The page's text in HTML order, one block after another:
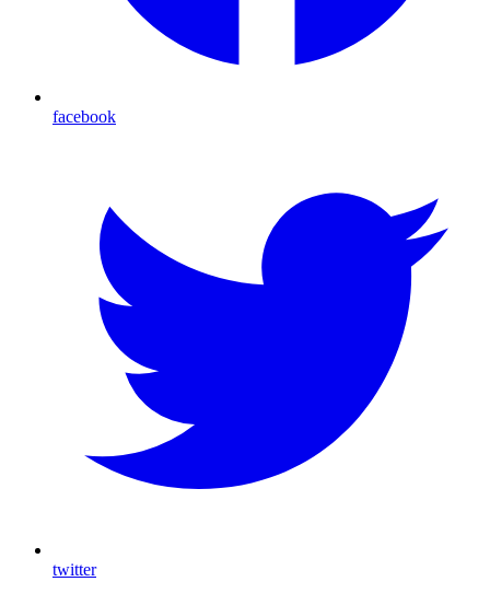
facebook
twitter